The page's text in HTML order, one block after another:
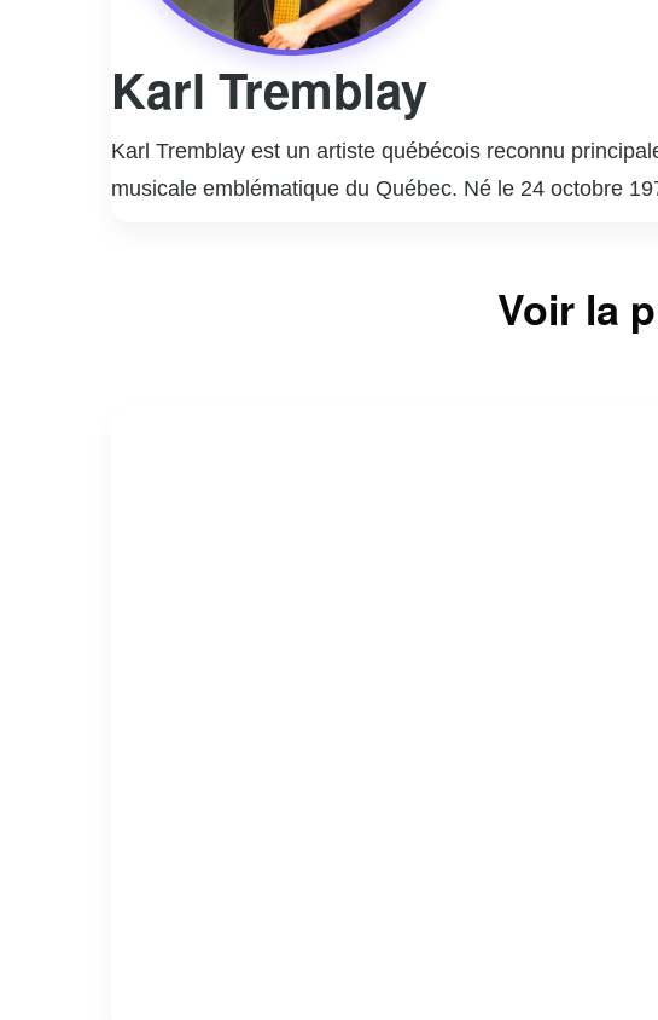
Karl Tremblay
Karl Tremblay est un artiste québécois reconnu
musicale emblématique du Québec. Né le 24 octobre
diverses causes, notamment à travers la Fondation
Voir la